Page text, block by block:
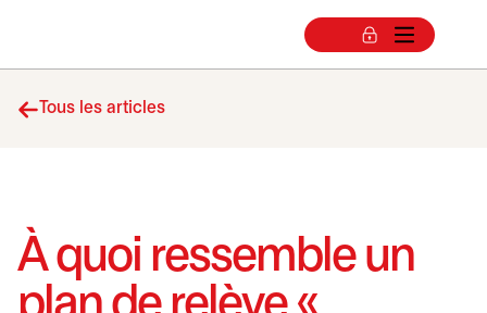
Tous les articles
À quoi ressemble un